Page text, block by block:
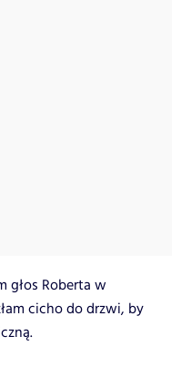
głos Roberta w
cicho do drzwi, by